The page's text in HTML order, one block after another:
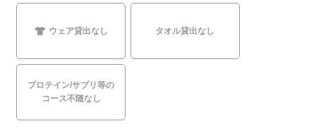
ウェア貸出なし タオル貸出なし
プロテイン/サプリ等の
コース不随なし